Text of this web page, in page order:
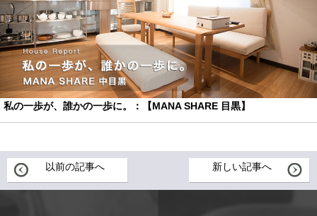
私の一歩が、誰かの一歩に。：【MANA SHARE 目黒】
以前の記事へ 新しい記事へ